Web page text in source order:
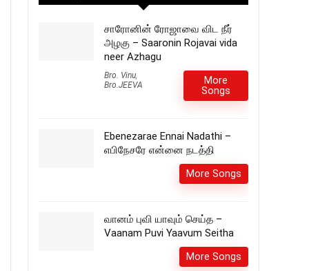
சாரோனின் ரோஜாவை விட நீர்
அழகு – Saaronin Rojavai vida
neer Azhagu
Bro. Vinu,
Bro.JEEVA
More
Songs
Ebenezarae Ennai Nadathi –
எபிநேசரே என்னை நடத்தி
More Songs
வானம் புவி யாவும் செய்த –
Vaanam Puvi Yaavum Seitha
More Songs